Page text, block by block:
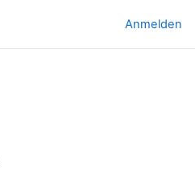
Anmelden